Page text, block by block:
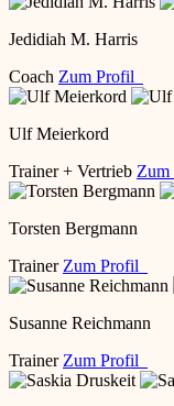
Jedidiah M. Harris
Coach Zum Profil
Ulf Meierkord
Trainer + Vertrieb Zum
Torsten Bergmann
Trainer Zum Profil
Susanne Reichmann
Trainer Zum Profil